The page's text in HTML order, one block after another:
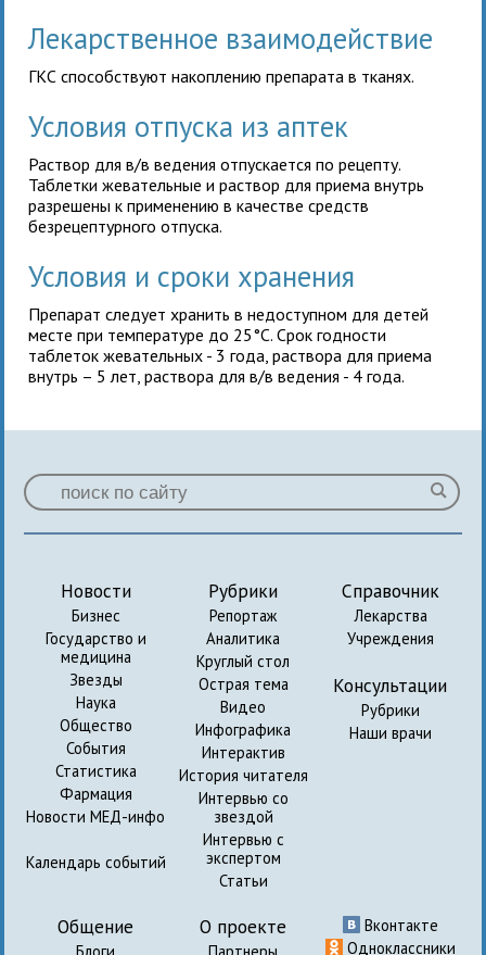
Лекарственное взаимодействие
ГКС способствуют накоплению препарата в тканях.
Условия отпуска из аптек
Раствор для в/в ведения отпускается по рецепту.
Таблетки жевательные и раствор для приема внутрь
разрешены к применению в качестве средств
безрецептурного отпуска.
Условия и сроки хранения
Препарат следует хранить в недоступном для детей
месте при температуре до 25°C. Срок годности
таблеток жевательных - 3 года, раствора для приема
внутрь – 5 лет, раствора для в/в ведения - 4 года.
Новости
Бизнес
Государство и
медицина
Звезды
Наука
Общество
События
Статистика
Фармация
Новости МЕД-инфо
Календарь событий
Рубрики
Репортаж
Аналитика
Круглый стол
Острая тема
Видео
Инфографика
Интерактив
История читателя
Интервью со
звездой
Интервью с
экспертом
Статьи
Справочник
Лекарства
Учреждения
Консультации
Рубрики
Наши врачи
Общение
Блоги
О проекте
Партнеры
Вконтакте
Одноклассники